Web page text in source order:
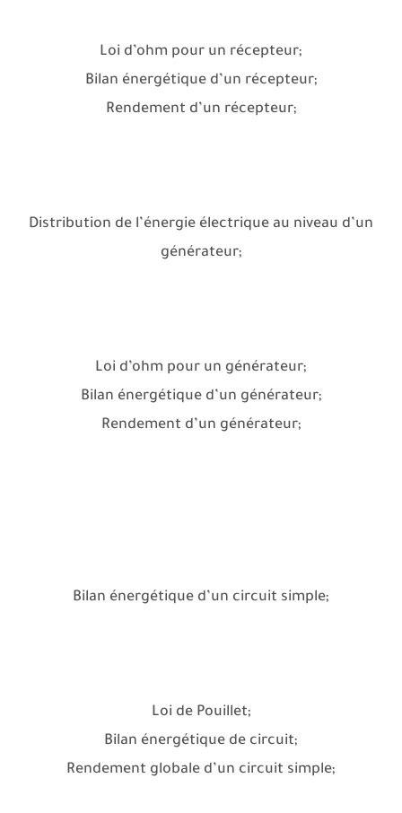
Loi d’ohm pour un récepteur;
Bilan énergétique d’un récepteur;
Rendement d’un récepteur;
Distribution de l’énergie électrique au niveau d’un
générateur;
Loi d’ohm pour un générateur;
Bilan énergétique d’un générateur;
Rendement d’un générateur;
Bilan énergétique d’un circuit simple;
Loi de Pouillet;
Bilan énergétique de circuit;
Rendement globale d’un circuit simple;